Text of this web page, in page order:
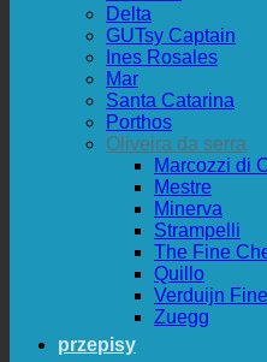
Delta
GUTsy Captain
Ines Rosales
Mar
Santa Catarina
Porthos
Oliveira da serra
Marcozzi di
Mestre
Minerva
Strampelli
The Fine
Quillo
Verduijn
Zuegg
przepisy